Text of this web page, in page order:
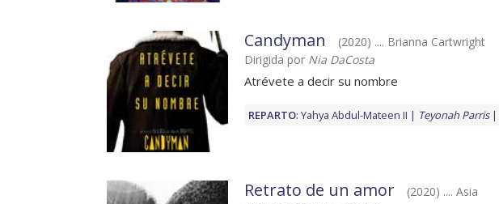
Candyman
(2020) .... Brianna Cartwright
Dirigida por Nia DaCosta
Atrévete a decir su nombre
REPARTO: Yahya Abdul-Mateen II Teyonah Parris
Retrato de un amor
(2020) .... Asia